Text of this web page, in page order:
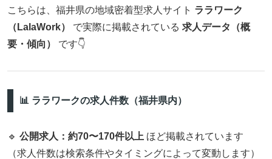
こちらは、福井県の地域密着型求人サイト ララワーク
（LalaWork）
で実際に掲載されている 求人データ（概
要・傾向）
です👇
📊 ララワークの求人件数（福井県内）
🔹 公開求人：約70〜170件以上 ほど掲載されています
（求人件数は検索条件やタイミングによって変動します）